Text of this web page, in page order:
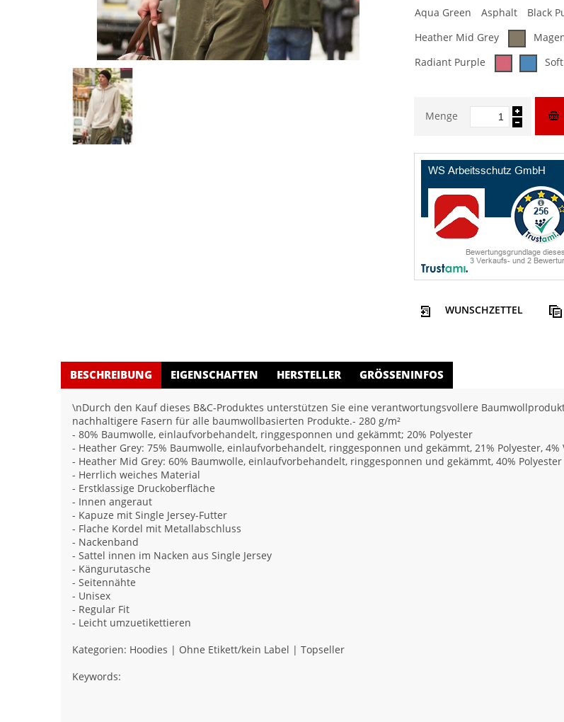
Aqua Green
Asphalt Black
Heather Mid Grey
Radiant Purple
Menge
WUNSCHZETTEL
BESCHREIBUNG EIGENSCHAFTEN HERSTELLER GRÖSSENINFOS
\nDurch den Kauf dieses B&C-Produktes unterstützen Sie eine verantwortungsvollere
nachhaltigere Fasern für alle baumwollbasierten Produkte.- 280 g/m²
- 80% Baumwolle, einlaufvorbehandelt, ringgesponnen und gekämmt; 20% Polyester
- Heather Grey: 75% Baumwolle, einlaufvorbehandelt, ringgesponnen und gekämmt, 21% Polyester, 4%
- Heather Mid Grey: 60% Baumwolle, einlaufvorbehandelt, ringgesponnen und gekämmt, 40% Polyester
- Herrlich weiches Material
- Erstklassige Druckoberfläche
- Innen angeraut
- Kapuze mit Single Jersey-Futter
- Flache Kordel mit Metallabschluss
- Nackenband
- Sattel innen im Nacken aus Single Jersey
- Kängurutasche
- Seitennähte
- Unisex
- Regular Fit
- Leicht umzuetikettieren
Kategorien: Hoodies | Ohne Etikett/kein Label | Topseller
Keywords: